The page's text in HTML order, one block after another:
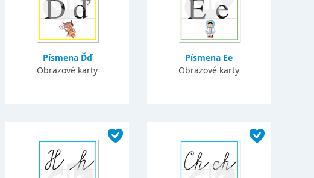
Písmena Ďď
Obrazové karty
Písmena Ee
Obrazové karty